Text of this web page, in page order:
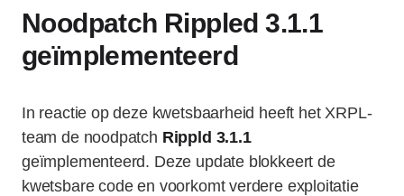
Noodpatch Rippled 3.1.1
geïmplementeerd
In reactie op deze kwetsbaarheid heeft het XRPL-
team de noodpatch Rippld 3.1.1
geïmplementeerd. Deze update blokkeert de
kwetsbare code en voorkomt verdere exploitatie